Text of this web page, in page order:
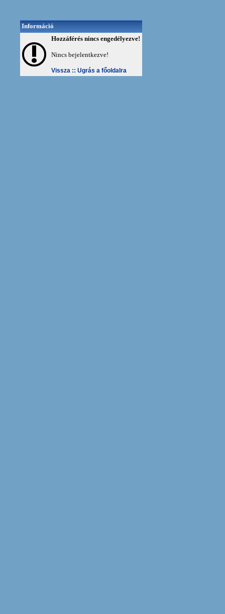
Információ
Hozzáférés nincs engedélyezve!
Nincs bejelentkezve!
Vissza :: Ugrás a főoldalra